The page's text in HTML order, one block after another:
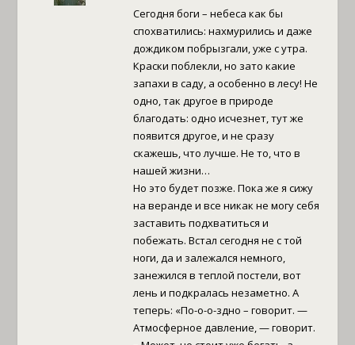
Сегодня боги – небеса как бы
спохватились: нахмурились и даже
дождиком побрызгали, уже с утра.
Краски поблекли, но зато какие
запахи в саду, а особенно в лесу! Не
одно, так другое в природе
благодать: одно исчезнет, тут же
появится другое, и не сразу
скажешь, что лучше. Не то, что в
нашей жизни…
Но это будет позже. Пока же я сижу
на веранде и все никак не могу себя
заставить подхватиться и
побежать. Встал сегодня не с той
ноги, да и залежался немного,
занежился в теплой постели, вот
лень и подкралась незаметно. А
теперь: «По-о-о-здно – говорит. —
Атмосферное давление, — говорит.